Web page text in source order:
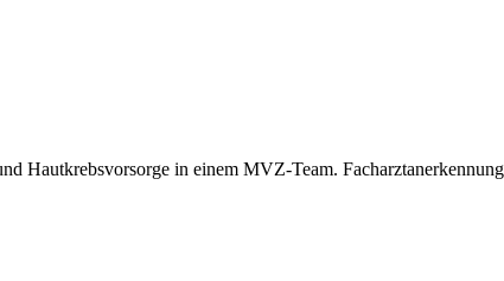
Hautkrebsvorsorge in einem MVZ-Team.